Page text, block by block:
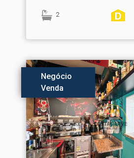
2
Negócio
Venda